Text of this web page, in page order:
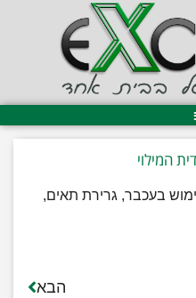
בעכבר, גרירת תאים,
הבא